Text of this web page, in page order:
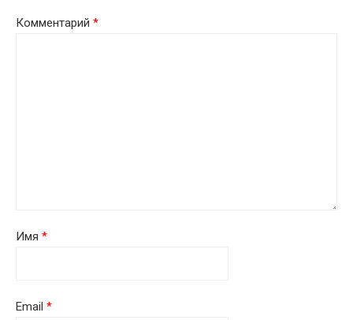
Комментарий *
Имя *
Email *